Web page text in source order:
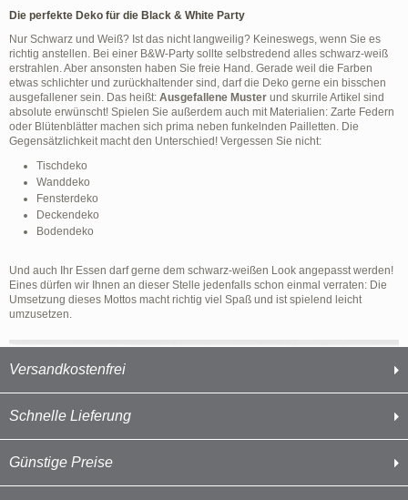
Versandkostenfrei
Schnelle Lieferung
Günstige Preise
Die perfekte Deko für die Black & White Party
Nur Schwarz und Weiß? Ist das nicht langweilig? Keineswegs, wenn Sie es
richtig anstellen. Bei einer B&W-Party sollte selbstredend alles schwarz-weiß
erstrahlen. Aber ansonsten haben Sie freie Hand. Gerade weil die Farben
etwas schlichter und zurückhaltender sind, darf die Deko gerne ein bisschen
ausgefallener sein. Das heißt: Ausgefallene Muster und skurrile Artikel sind
absolute erwünscht! Spielen Sie außerdem auch mit Materialien: Zarte Federn
oder Blütenblätter machen sich prima neben funkelnden Pailletten. Die
Gegensätzlichkeit macht den Unterschied! Vergessen Sie nicht:
Tischdeko
Wanddeko
Fensterdeko
Deckendeko
Bodendeko
Und auch Ihr Essen darf gerne dem schwarz-weißen Look angepasst werden!
Eines dürfen wir Ihnen an dieser Stelle jedenfalls schon einmal verraten: Die
Umsetzung dieses Mottos macht richtig viel Spaß und ist spielend leicht
umzusetzen.